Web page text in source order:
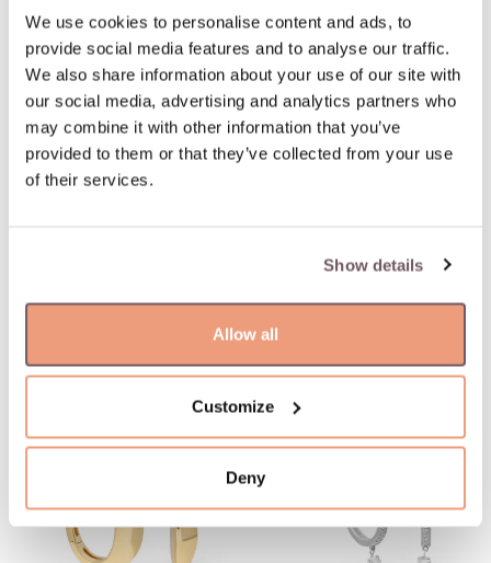
We use cookies to personalise content and ads, to
provide social media features and to analyse our traffic.
We also share information about your use of our site with
our social media, advertising and analytics partners who
may combine it with other information that you’ve
provided to them or that they’ve collected from your use
of their services.
Show details
Allow all
Customize
Deny
PREKĖS APRAŠYMAS
Medžiaga: Auksas
Praba: 585
Prekė: W81255312
Svoris: 4.63 g
Jums gali patikti